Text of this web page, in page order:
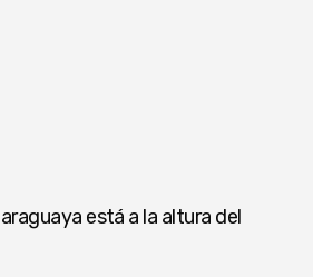
está a la altura del